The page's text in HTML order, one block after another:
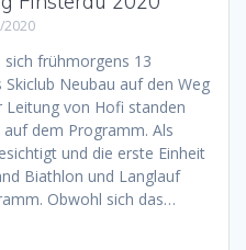
2020
frühmorgens 13
Neubau auf den Weg
Leitung von Hofi standen
dem Programm. Als
und die erste Einheit
Biathlon und Langlauf
Obwohl sich das…